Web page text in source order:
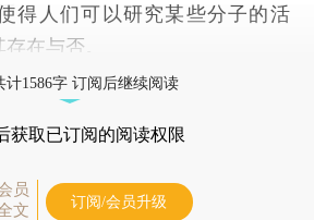
得人们可以研究某些分子的活
在与否。
计1586字 订阅后继续阅读
获取已订阅的阅读权限
员
文
订阅/会员升级